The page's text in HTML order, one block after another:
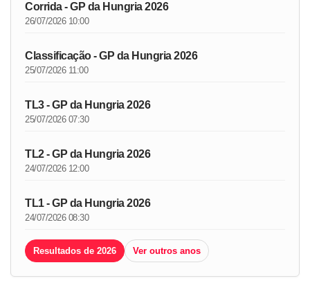
Corrida - GP da Hungria 2026
26/07/2026 10:00
Classificação - GP da Hungria 2026
25/07/2026 11:00
TL3 - GP da Hungria 2026
25/07/2026 07:30
TL2 - GP da Hungria 2026
24/07/2026 12:00
TL1 - GP da Hungria 2026
24/07/2026 08:30
Resultados de 2026 Ver outros anos